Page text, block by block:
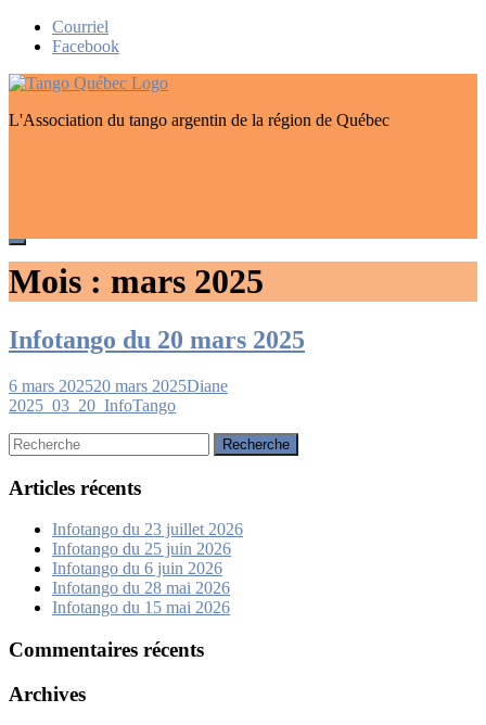
Skip
Courriel
Facebook
L'Association du tango argentin de la région de Québec
Mois : mars 2025
Infotango du 20 mars 2025
6 mars 202520 mars 2025Diane
2025_03_20_InfoTango
Rechercher:
Articles récents
Infotango du 23 juillet 2026
Infotango du 25 juin 2026
Infotango du 6 juin 2026
Infotango du 28 mai 2026
Infotango du 15 mai 2026
Commentaires récents
Archives